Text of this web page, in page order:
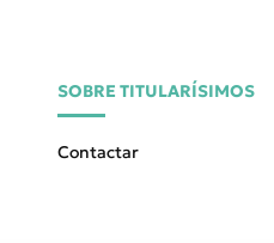
SOBRE TITULARÍSIMOS
Contactar